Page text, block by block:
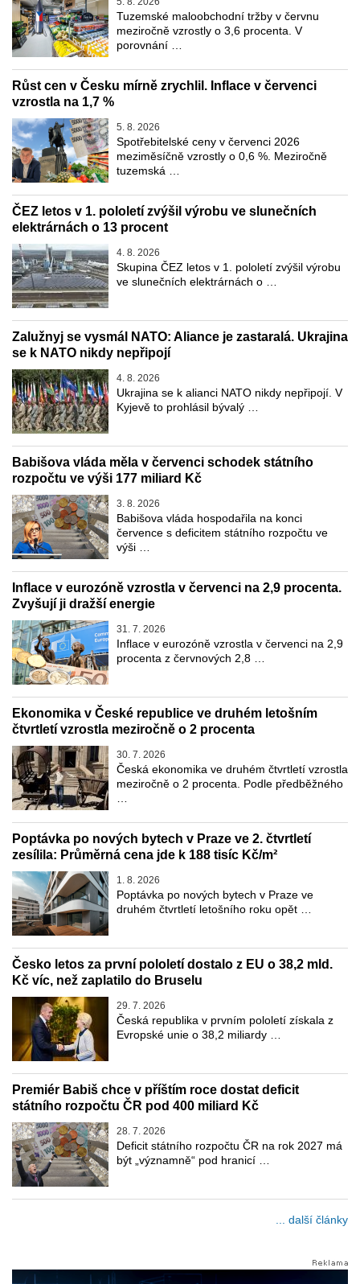
Tuzemské maloobchodní tržby v červnu
meziročně vzrostly o 3,6 procenta. V
porovnání …
Růst cen v Česku mírně zrychlil. Inflace v červenci
vzrostla na 1,7 %
5. 8. 2026
Spotřebitelské ceny v červenci 2026
meziměsíčně vzrostly o 0,6 %. Meziročně
tuzemská …
ČEZ letos v 1. pololetí zvýšil výrobu ve slunečních
elektrárnách o 13 procent
4. 8. 2026
Skupina ČEZ letos v 1. pololetí zvýšil výrobu
ve slunečních elektrárnách o …
Zalužnyj se vysmál NATO: Aliance je zastaralá. Ukrajina
se k NATO nikdy nepřipojí
4. 8. 2026
Ukrajina se k alianci NATO nikdy nepřipojí. V
Kyjevě to prohlásil bývalý …
Babišova vláda měla v červenci schodek státního
rozpočtu ve výši 177 miliard Kč
3. 8. 2026
Babišova vláda hospodařila na konci
července s deficitem státního rozpočtu ve
výši …
Inflace v eurozóně vzrostla v červenci na 2,9 procenta.
Zvyšují ji dražší energie
31. 7. 2026
Inflace v eurozóně vzrostla v červenci na 2,9
procenta z červnových 2,8 …
Ekonomika v České republice ve druhém letošním
čtvrtletí vzrostla meziročně o 2 procenta
30. 7. 2026
Česká ekonomika ve druhém čtvrtletí vzrostla
meziročně o 2 procenta. Podle předběžného
Poptávka po nových bytech v Praze ve 2. čtvrtletí
zesílila: Průměrná cena jde k 188 tisíc Kč/m²
1. 8. 2026
Poptávka po nových bytech v Praze ve
druhém čtvrtletí letošního roku opět …
Česko letos za první pololetí dostalo z EU o 38,2 mld.
Kč víc, než zaplatilo do Bruselu
29. 7. 2026
Česká republika v prvním pololetí získala z
Evropské unie o 38,2 miliardy …
Premiér Babiš chce v příštím roce dostat deficit
státního rozpočtu ČR pod 400 miliard Kč
28. 7. 2026
Deficit státního rozpočtu ČR na rok 2027 má
být „významně“ pod hranicí …
... další články